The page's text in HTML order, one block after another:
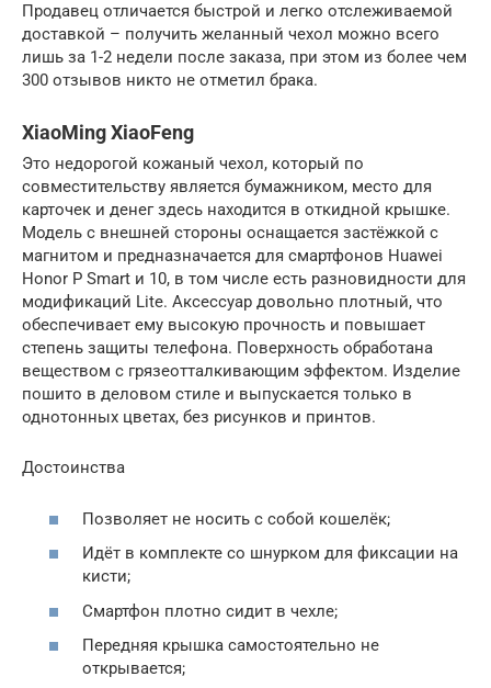
Продавец отличается быстрой и легко отслеживаемой
доставкой – получить желанный чехол можно всего
лишь за 1-2 недели после заказа, при этом из более чем
300 отзывов никто не отметил брака.
XiaoMing XiaoFeng
Это недорогой кожаный чехол, который по
совместительству является бумажником, место для
карточек и денег здесь находится в откидной крышке.
Модель с внешней стороны оснащается застёжкой с
магнитом и предназначается для смартфонов Huawei
Honor P Smart и 10, в том числе есть разновидности для
модификаций Lite. Аксессуар довольно плотный, что
обеспечивает ему высокую прочность и повышает
степень защиты телефона. Поверхность обработана
веществом с грязеотталкивающим эффектом. Изделие
пошито в деловом стиле и выпускается только в
однотонных цветах, без рисунков и принтов.
Достоинства
Позволяет не носить с собой кошелёк;
Идёт в комплекте со шнурком для фиксации на
кисти;
Смартфон плотно сидит в чехле;
Передняя крышка самостоятельно не
открывается;